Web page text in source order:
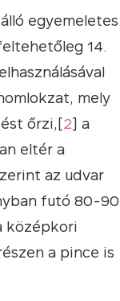
egyemeletes
14.
mely
őrzi,[2] a
eltér a
az udvar
futó 80-90
középkori
a pince is